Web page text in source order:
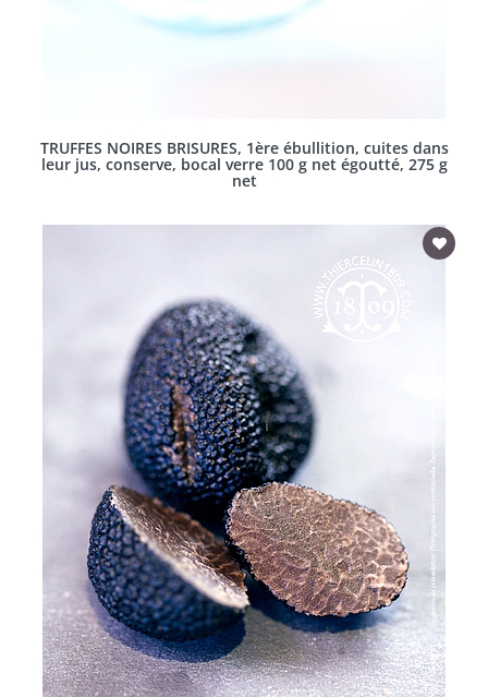
TRUFFES NOIRES BRISURES, 1ère ébullition, cuites dans
leur jus, conserve, bocal verre 100 g net égoutté, 275 g
net